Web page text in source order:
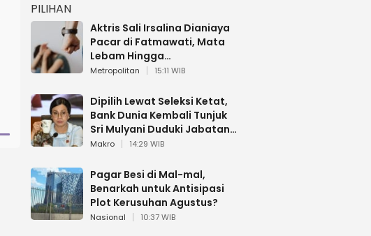
PILIHAN
Aktris Sali Irsalina Dianiaya
Pacar di Fatmawati, Mata
Lebam Hingga
Diselamatkan Polantas
Metropolitan 15:11 WIB
Dipilih Lewat Seleksi Ketat,
Bank Dunia Kembali Tunjuk
Sri Mulyani Duduki Jabatan
Strategis
Makro 14:29 WIB
Pagar Besi di Mal-mal,
Benarkah untuk Antisipasi
Plot Kerusuhan Agustus?
Nasional 10:37 WIB